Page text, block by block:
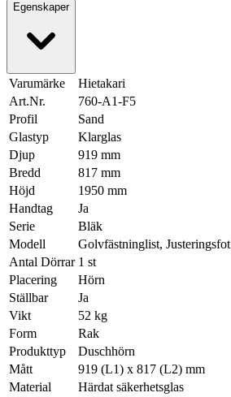
Egenskaper
Varumärke
Hietakari
Art.Nr.
760-A1-F5
Profil
Sand
Glastyp
Klarglas
Djup
919 mm
Bredd
817 mm
Höjd
1950 mm
Handtag
Ja
Serie
Bläk
Modell
Golvfästninglist, Justeringsfot
Antal Dörrar 1 st
Placering
Hörn
Ställbar
Ja
Vikt
52 kg
Form
Rak
Produkttyp
Duschhörn
Mått
919 (L1) x 817 (L2) mm
Material
Härdat säkerhetsglas